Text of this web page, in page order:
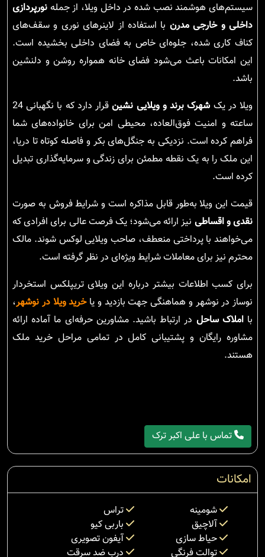
سیستم‌های هوشمند نصب شده در داخل ویلا، از جمله نورپردازی
داخلی و خارجی مدرن با استفاده از لاینرهای نوری و سقف‌های
کناف کاری شده، جلوه‌ای خاص به فضای داخلی بخشیده است.
این امکانات باعث می‌شود فضای خانه همواره روشن و دلنشین
باشد.
ویلا در یک شهرک برند و ویلایی نشین
قرار دارد که با نگهبانی 24
ساعته و امنیت فوق‌العاده، محیطی امن برای خانواده‌های شما
فراهم کرده است. نزدیکی به جنگل‌های بکر و فاصله کوتاه تا دریا،
این ملک را به یک نقطه مطمئن برای زندگی و سرمایه‌گذاری تبدیل
کرده است.
قیمت این ویلا به‌طور قابل مذاکره است و شرایط فروش به صورت
نقدی و اقساطی نیز ارائه می‌شود؛ یک فرصت عالی برای افرادی که
می‌خواهند با پرداختی منعطف، صاحب ویلایی لوکس شوند. مالک
محترم نیز برای معاملات شرایط ویژه‌ای در نظر گرفته است.
برای کسب اطلاعات بیشتر درباره این ویلای تریپلکس استخردار
نوساز در نوشهر و هماهنگی جهت بازدید و یاخرید ویلا در نوشهر،
بااملاک ساحل در ارتباط باشید. مشاورین حرفه‌ای ما آماده ارائه
مشاوره رایگان و پشتیبانی کامل در تمامی مراحل خرید ملک
هستند.
تماس با علی اکبر ترک
امکانات
شومینه
تراس
آلاچیق
باربی کیو
حیاط سازی
آیفون تصویری
توالت فرنگی
درب ضد سرقت